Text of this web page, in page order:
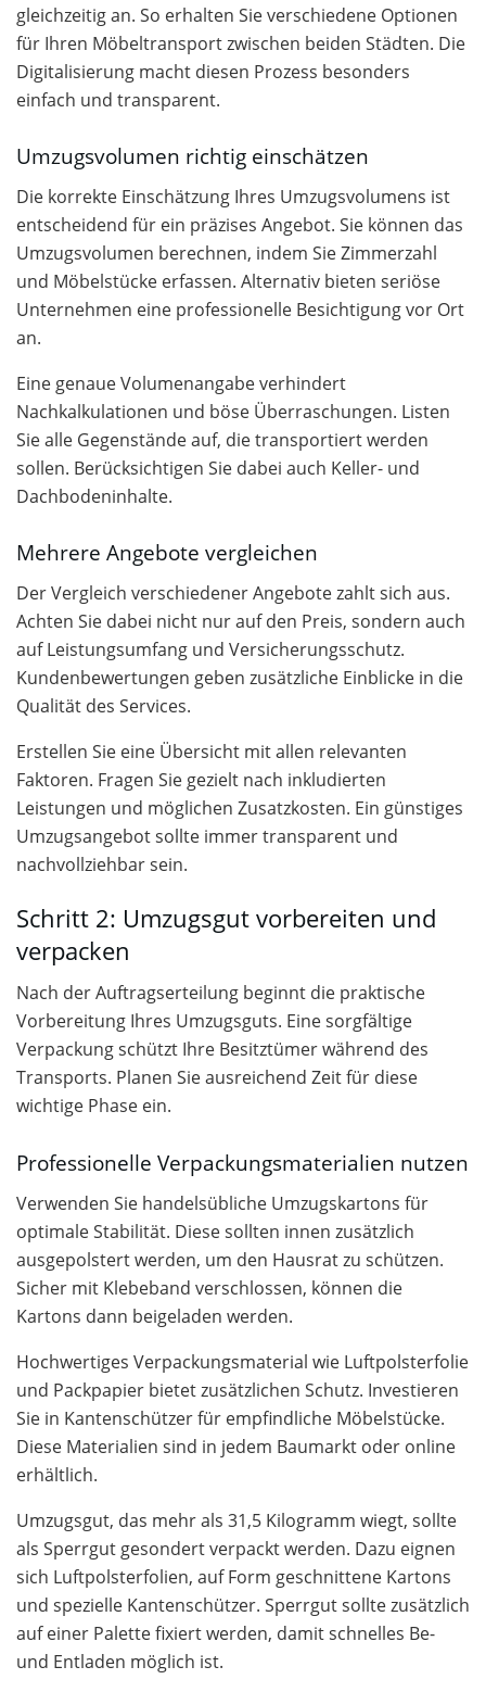
gleichzeitig an. So erhalten Sie verschiedene Optionen
für Ihren Möbeltransport zwischen beiden Städten. Die
Digitalisierung macht diesen Prozess besonders
einfach und transparent.
Umzugsvolumen richtig einschätzen
Die korrekte Einschätzung Ihres Umzugsvolumens ist
entscheidend für ein präzises Angebot. Sie können das
Umzugsvolumen berechnen, indem Sie Zimmerzahl
und Möbelstücke erfassen. Alternativ bieten seriöse
Unternehmen eine professionelle Besichtigung vor Ort
an.
Eine genaue Volumenangabe verhindert
Nachkalkulationen und böse Überraschungen. Listen
Sie alle Gegenstände auf, die transportiert werden
sollen. Berücksichtigen Sie dabei auch Keller- und
Dachbodeninhalte.
Mehrere Angebote vergleichen
Der Vergleich verschiedener Angebote zahlt sich aus.
Achten Sie dabei nicht nur auf den Preis, sondern auch
auf Leistungsumfang und Versicherungsschutz.
Kundenbewertungen geben zusätzliche Einblicke in die
Qualität des Services.
Erstellen Sie eine Übersicht mit allen relevanten
Faktoren. Fragen Sie gezielt nach inkludierten
Leistungen und möglichen Zusatzkosten. Ein günstiges
Umzugsangebot sollte immer transparent und
nachvollziehbar sein.
Schritt 2: Umzugsgut vorbereiten und
verpacken
Nach der Auftragserteilung beginnt die praktische
Vorbereitung Ihres Umzugsguts. Eine sorgfältige
Verpackung schützt Ihre Besitztümer während des
Transports. Planen Sie ausreichend Zeit für diese
wichtige Phase ein.
Professionelle Verpackungsmaterialien nutzen
Verwenden Sie handelsübliche Umzugskartons für
optimale Stabilität. Diese sollten innen zusätzlich
ausgepolstert werden, um den Hausrat zu schützen.
Sicher mit Klebeband verschlossen, können die
Kartons dann beigeladen werden.
Hochwertiges Verpackungsmaterial wie Luftpolsterfolie
und Packpapier bietet zusätzlichen Schutz. Investieren
Sie in Kantenschützer für empfindliche Möbelstücke.
Diese Materialien sind in jedem Baumarkt oder online
erhältlich.
Umzugsgut, das mehr als 31,5 Kilogramm wiegt, sollte
als Sperrgut gesondert verpackt werden. Dazu eignen
sich Luftpolsterfolien, auf Form geschnittene Kartons
und spezielle Kantenschützer. Sperrgut sollte zusätzlich
auf einer Palette fixiert werden, damit schnelles Be-
und Entladen möglich ist.